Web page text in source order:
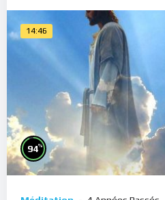
14:46
94%